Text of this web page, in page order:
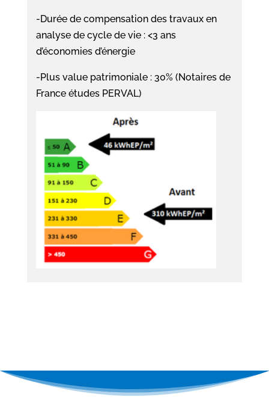
-Durée de compensation des travaux en
analyse de cycle de vie : <3 ans
d’économies d’énergie
-Plus value patrimoniale : 30% (Notaires de
France études PERVAL)